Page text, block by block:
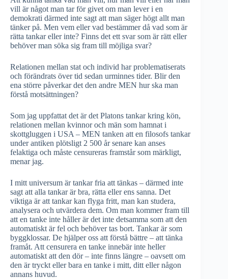
vill är något man tar för givet om man lever i en
demokrati därmed inte sagt att man säger högt allt man
tänker på. Men vem eller vad bestämmer då vad som är
rätta tankar eller inte? Finns det ett svar som är rätt eller
behöver man söka sig fram till möjliga svar?
Relationen mellan stat och individ har problematiserats
och förändrats över tid sedan urminnes tider. Blir den
ena större påverkar det den andre MEN hur ska man
förstå motsättningen?
Som jag uppfattat det är det Platons tankar kring kön,
relationen mellan kvinnor och män som hamnat i
skottgluggen i USA – MEN tanken att en filosofs tankar
under antiken plötsligt 2 500 år senare kan anses
felaktiga och måste censureras framstår som märkligt,
menar jag.
I mitt universum är tankar fria att tänkas – därmed inte
sagt att alla tankar är bra, rätta eller ens sanna. Det
viktiga är att tankar kan flyga fritt, man kan studera,
analysera och utvärdera dem. Om man kommer fram till
att en tanke inte håller är det inte detsamma som att den
automatiskt är fel och behöver tas bort. Tankar är som
byggklossar. De hjälper oss att förstå bättre – att tänka
framåt. Att censurera en tanke innebär inte heller
automatiskt att den dör – inte finns längre – oavsett om
den är tryckt eller bara en tanke i mitt, ditt eller någon
annans huvud.